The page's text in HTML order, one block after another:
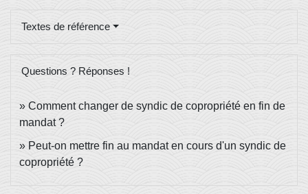
Textes de référence
Questions ? Réponses !
Comment changer de syndic de copropriété en fin de
mandat ?
Peut-on mettre fin au mandat en cours d'un syndic de
copropriété ?